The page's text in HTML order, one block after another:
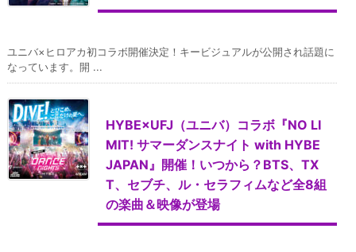
ユニバ×ヒロアカ初コラボ開催決定！キービジュアルが公開され話題に
なっています。開 ...
HYBE×UFJ（ユニバ）コラボ『NO LI
MIT! サマーダンスナイト with HYBE
JAPAN』開催！いつから？BTS、TX
T、セブチ、ル・セラフィムなど全8組
の楽曲＆映像が登場